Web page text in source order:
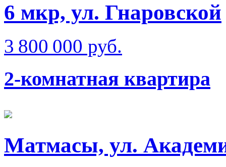
6 мкр, ул. Гнаровской
3 800 000 руб.
2-комнатная квартира
Матмаcы, ул.